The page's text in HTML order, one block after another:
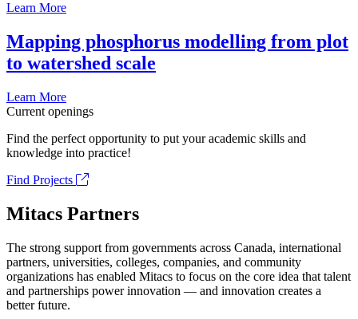
Learn More
Mapping phosphorus modelling from plot
to watershed scale
Learn More
Current openings
Find the perfect opportunity to put your academic skills and
knowledge into practice!
Find Projects
Mitacs Partners
The strong support from governments across Canada, international
partners, universities, colleges, companies, and community
organizations has enabled Mitacs to focus on the core idea that talent
and partnerships power innovation — and innovation creates a
better future.